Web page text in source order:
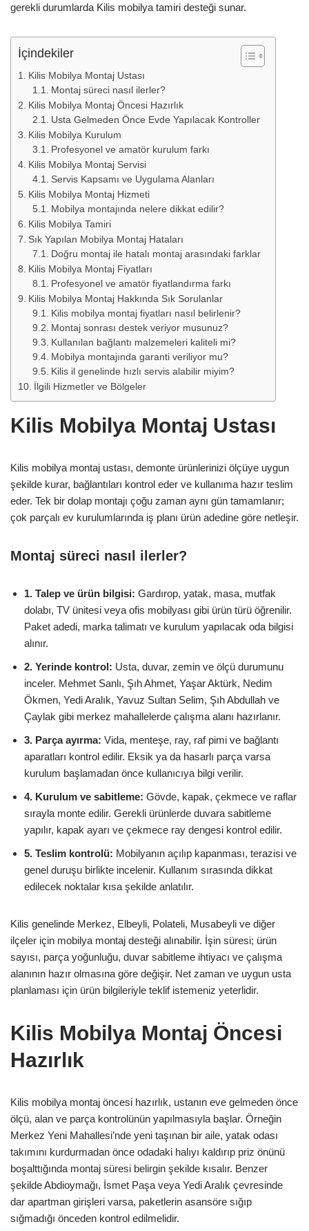
gerekli durumlarda Kilis mobilya tamiri desteği sunar.
İçindekiler
Kilis Mobilya Montaj Ustası
Montaj süreci nasıl ilerler?
Kilis Mobilya Montaj Öncesi Hazırlık
Usta Gelmeden Önce Evde Yapılacak Kontroller
Kilis Mobilya Kurulum
Profesyonel ve amatör kurulum farkı
Kilis Mobilya Montaj Servisi
Servis Kapsamı ve Uygulama Alanları
Kilis Mobilya Montaj Hizmeti
Mobilya montajında nelere dikkat edilir?
Kilis Mobilya Tamiri
Sık Yapılan Mobilya Montaj Hataları
Doğru montaj ile hatalı montaj arasındaki farklar
Kilis Mobilya Montaj Fiyatları
Profesyonel ve amatör fiyatlandırma farkı
Kilis Mobilya Montaj Hakkında Sık Sorulanlar
Kilis mobilya montaj fiyatları nasıl belirlenir?
Montaj sonrası destek veriyor musunuz?
Kullanılan bağlantı malzemeleri kaliteli mi?
Mobilya montajında garanti veriliyor mu?
Kilis il genelinde hızlı servis alabilir miyim?
İlgili Hizmetler ve Bölgeler
Kilis Mobilya Montaj Ustası
Kilis mobilya montaj ustası, demonte ürünlerinizi ölçüye uygun
şekilde kurar, bağlantıları kontrol eder ve kullanıma hazır teslim
eder. Tek bir dolap montajı çoğu zaman aynı gün tamamlanır;
çok parçalı ev kurulumlarında iş planı ürün adedine göre netleşir.
Montaj süreci nasıl ilerler?
1. Talep ve ürün bilgisi: Gardırop, yatak, masa, mutfak
dolabı, TV ünitesi veya ofis mobilyası gibi ürün türü öğrenilir.
Paket adedi, marka talimatı ve kurulum yapılacak oda bilgisi
alınır.
2. Yerinde kontrol: Usta, duvar, zemin ve ölçü durumunu
inceler. Mehmet Sanlı, Şıh Ahmet, Yaşar Aktürk, Nedim
Ökmen, Yedi Aralık, Yavuz Sultan Selim, Şıh Abdullah ve
Çaylak gibi merkez mahallelerde çalışma alanı hazırlanır.
3. Parça ayırma: Vida, menteşe, ray, raf pimi ve bağlantı
aparatları kontrol edilir. Eksik ya da hasarlı parça varsa
kurulum başlamadan önce kullanıcıya bilgi verilir.
4. Kurulum ve sabitleme: Gövde, kapak, çekmece ve raflar
sırayla monte edilir. Gerekli ürünlerde duvara sabitleme
yapılır, kapak ayarı ve çekmece ray dengesi kontrol edilir.
5. Teslim kontrolü: Mobilyanın açılıp kapanması, terazisi ve
genel duruşu birlikte incelenir. Kullanım sırasında dikkat
edilecek noktalar kısa şekilde anlatılır.
Kilis genelinde Merkez, Elbeyli, Polateli, Musabeyli ve diğer
ilçeler için mobilya montaj desteği alınabilir. İşin süresi; ürün
sayısı, parça yoğunluğu, duvar sabitleme ihtiyacı ve çalışma
alanının hazır olmasına göre değişir. Net zaman ve uygun usta
planlaması için ürün bilgileriyle teklif istemeniz yeterlidir.
Kilis Mobilya Montaj Öncesi
Hazırlık
Kilis mobilya montaj öncesi hazırlık, ustanın eve gelmeden önce
ölçü, alan ve parça kontrolünün yapılmasıyla başlar. Örneğin
Merkez Yeni Mahallesi’nde yeni taşınan bir aile, yatak odası
takımını kurdurmadan önce odadaki halıyı kaldırıp priz önünü
boşalttığında montaj süresi belirgin şekilde kısalır. Benzer
şekilde Abdioymağı, İsmet Paşa veya Yedi Aralık çevresinde
dar apartman girişleri varsa, paketlerin asansöre sığıp
sığmadığı önceden kontrol edilmelidir.